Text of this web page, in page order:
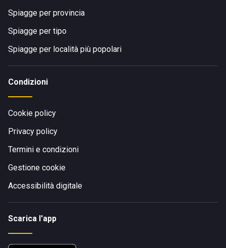
Spiagge per provincia
Spiagge per tipo
Spiagge per località più popolari
Condizioni
Cookie policy
Privacy policy
Termini e condizioni
Gestione cookie
Accessibilità digitale
Scarica l'app